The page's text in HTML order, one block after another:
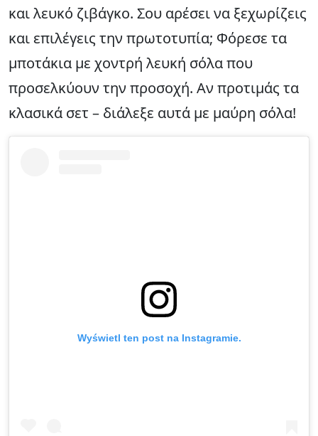
και λευκό ζιβάγκο. Σου αρέσει να ξεχωρίζεις
και επιλέγεις την πρωτοτυπία; Φόρεσε τα
μποτάκια με χοντρή λευκή σόλα που
προσελκύουν την προσοχή. Αν προτιμάς τα
κλασικά σετ – διάλεξε αυτά με μαύρη σόλα!
Wyświetl ten post na Instagramie.